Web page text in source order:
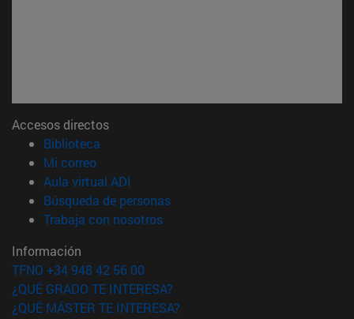
Accesos directos
Biblioteca
Mi correo(abre en nueva ventana)
Aula virtual ADI
Búsqueda de personas(abre en nueva ventana)
Trabaja con nosotros(abre en nueva ventana)
Información
TFNO +34 948 42 56 00
¿QUÉ GRADO TE INTERESA?
¿QUÉ MÁSTER TE INTERESA?